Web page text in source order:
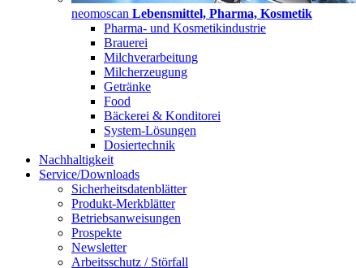
neomoscan Lebensmittel, Pharma, Kosmetik
Pharma- und Kosmetikindustrie
Brauerei
Milchverarbeitung
Milcherzeugung
Getränke
Food
Bäckerei & Konditorei
System-Lösungen
Dosiertechnik
Nachhaltigkeit
Service/Downloads
Sicherheitsdatenblätter
Produkt-Merkblätter
Betriebsanweisungen
Prospekte
Newsletter
Arbeitsschutz / Störfall